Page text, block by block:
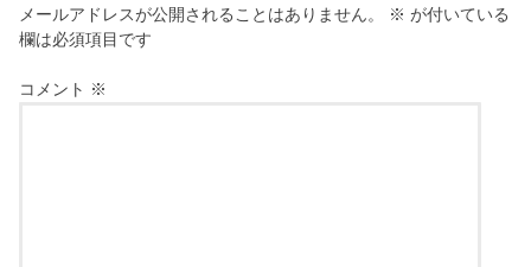
メールアドレスが公開されることはありません。 ※ が付いている
欄は必須項目です
コメント ※